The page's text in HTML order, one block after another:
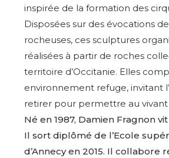
inspirée de la formation des
Disposées sur des évocations
rocheuses, ces sculptures
réalisées à partir de roches
territoire d’Occitanie. Elles
environnement refuge, invitant
retirer pour permettre au
Né en 1987, Damien Fragnon
Il sort diplômé de l’Ecole
d’Annecy en 2015. Il collabore